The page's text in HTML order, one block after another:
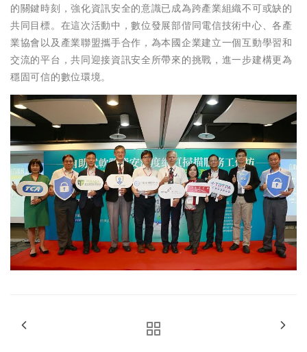
的關鍵時刻，強化資訊安全的意識已成為跨產業組織不可或缺的
共同目標。在這次活動中，數位發展部偕同電信技術中心、各產
業協會以及產業聯盟攜手合作，為本國企業建立一個互動學習和
交流的平台，共同迎接資訊安全所帶來的挑戰，進一步建構更為
穩固可信的數位環境。